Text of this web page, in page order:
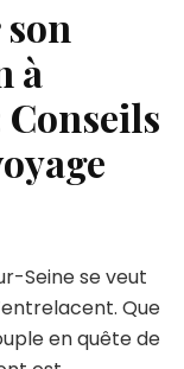
à
Seine se veut
Que
en quête de